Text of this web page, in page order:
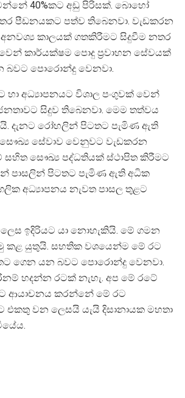
40%කට අඩු පිරිසක්. බොහෝ
පීඩනයකට පත්ව තිබෙනවා. වැඩකරන
කාලයක් ගතකිරීමට සිදුවීම නතර
කාර්යක්ෂම පොදු ප‍්‍රවාහන සේවයක්
බවට පොරොන්දු වෙනවා.
අධ්‍යාපනයට විශාල පංගුවක් වෙන්
සිදුව තිබෙනවා. මෙම තත්වය
දැනට රෝහලින් පිටතට පැමිණ ඇති
සේවාව වෙනුවට වැඩකරන
සහිත සෞඛ්‍ය පද්ධතියක් ස්ථාපිත කිරීමට
පාසලින් පිටතට පැමිණ ඇති අධික
අධ්‍යාපනය නැවත පාසල තුළට
ඉදිරියට යා නොහැකියි. මේ ගමන
කළ යුතුයි. සහතික වශයෙන්ම මේ රට
ගෙන යන බවට පොරොන්දු වෙනවා.
හදන්න රටක් නැහැ. අප මේ රටේ
ආයාචනය කරන්නේ මේ රට
වන ලෙසයි යැයි දිසානායක මහතා